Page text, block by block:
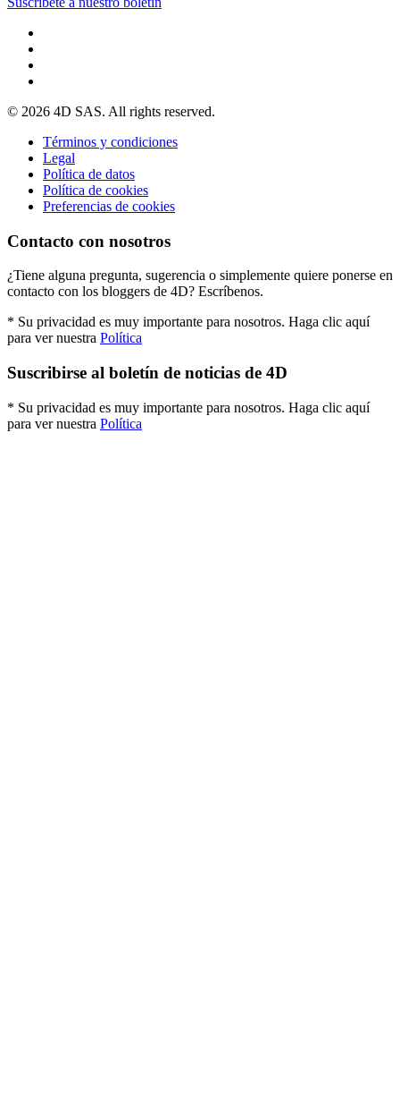
© 2026 4D SAS. All rights reserved.
Términos y condiciones
Legal
Política de datos
Política de cookies
Preferencias de cookies
Contacto con nosotros
¿Tiene alguna pregunta, sugerencia o simplemente quiere ponerse en
contacto con los bloggers de 4D? Escríbenos.
* Su privacidad es muy importante para nosotros. Haga clic aquí
para ver nuestra Política
Suscribirse al boletín de noticias de 4D
* Su privacidad es muy importante para nosotros. Haga clic aquí
para ver nuestra Política